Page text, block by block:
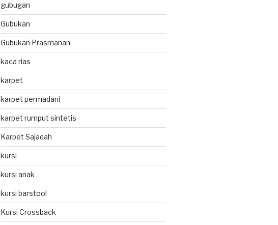
gubugan
Gubukan
Gubukan Prasmanan
kaca rias
karpet
karpet permadani
karpet rumput sintetis
Karpet Sajadah
kursi
kursi anak
kursi barstool
Kursi Crossback